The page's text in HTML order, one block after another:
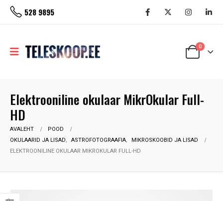
528 9895
0
Elektrooniline okulaar MikrOkular Full-
HD
AVALEHT
POOD
OKULAARID JA LISAD, ASTROFOTOGRAAFIA,
MIKROSKOOBID JA LISAD
ELEKTROONILINE OKULAAR MIKROKULAR FULL-HD